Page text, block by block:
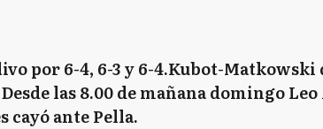
por 6-4, 6-3 y 6-4.Kubot-
las 8.00 de mañana domingo
cayó ante Pella.